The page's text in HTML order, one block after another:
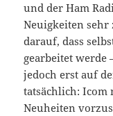
und der Ham
Neuigkeiten
darauf, dass
gearbeitet werde
jedoch erst auf
tatsächlich: Icom
Neuheiten